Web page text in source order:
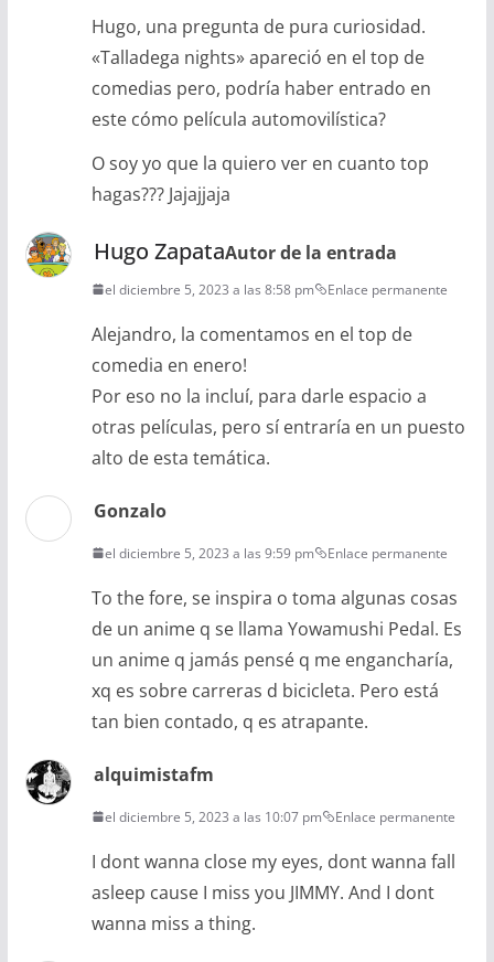
Hugo, una pregunta de pura curiosidad.
«Talladega nights» apareció en el top de
comedias pero, podría haber entrado en
este cómo película automovilística?
O soy yo que la quiero ver en cuanto top
hagas??? Jajajjaja
Hugo ZapataAutor de la entrada
el diciembre 5, 2023 a las 8:58 pm Enlace permanente
Alejandro, la comentamos en el top de
comedia en enero!
Por eso no la incluí, para darle espacio a
otras películas, pero sí entraría en un puesto
alto de esta temática.
Gonzalo
el diciembre 5, 2023 a las 9:59 pm Enlace permanente
To the fore, se inspira o toma algunas cosas
de un anime q se llama Yowamushi Pedal. Es
un anime q jamás pensé q me engancharía,
xq es sobre carreras d bicicleta. Pero está
tan bien contado, q es atrapante.
alquimistafm
el diciembre 5, 2023 a las 10:07 pm Enlace permanente
I dont wanna close my eyes, dont wanna fall
asleep cause I miss you JIMMY. And I dont
wanna miss a thing.